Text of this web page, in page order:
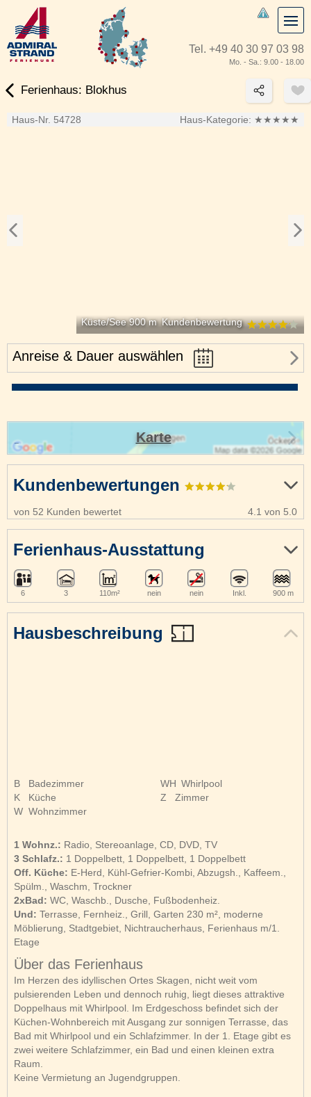
Tel. +49 40 30 97 03 98
Mo. - Sa.: 9.00 - 18.00
Ferienhaus: Blokhus
Haus-Nr. 54728 Haus-Kategorie: ★★★★★
Küste/See 900 m Kundenbewertung
Anreise & Dauer auswählen
Hausbeschreibung
B
Badezimmer
K
Küche
W Wohnzimmer
WH Whirlpool
Z
Zimmer
1 Wohnz.: Radio, Stereoanlage, CD, DVD, TV
3 Schlafz.: 1 Doppelbett, 1 Doppelbett, 1 Doppelbett
Off. Küche: E-Herd, Kühl-Gefrier-Kombi, Abzugsh., Kaffeem.,
Spülm., Waschm, Trockner
2xBad: WC, Waschb., Dusche, Fußbodenheiz.
Und: Terrasse, Fernheiz., Grill, Garten 230 m², moderne
Möblierung, Stadtgebiet, Nichtraucherhaus, Ferienhaus m/1.
Etage
Über das Ferienhaus
Im Herzen des idyllischen Ortes Skagen, nicht weit vom
pulsierenden Leben und dennoch ruhig, liegt dieses attraktive
Doppelhaus mit Whirlpool. Im Erdgeschoss befindet sich der
Küchen-Wohnbereich mit Ausgang zur sonnigen Terrasse, das
Bad mit Whirlpool und ein Schlafzimmer. In der 1. Etage gibt es
zwei weitere Schlafzimmer, ein Bad und einen kleinen extra
Raum.
Keine Vermietung an Jugendgruppen.
Kundenbewertungen
von 52 Kunden bewertet 4.1 von 5.0
Ferienhaus-Ausstattung
6 3 110m² nein nein Inkl. 900 m
Karte